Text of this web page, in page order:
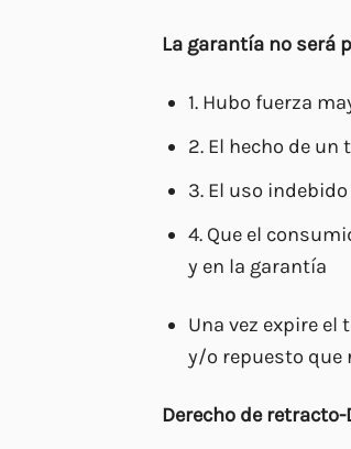
La garantía no será
1. Hubo fuerza
2. El hecho de un
3. El uso
4. Que el
y en la garantía
Una vez expire
y/o repuesto que
Derecho de